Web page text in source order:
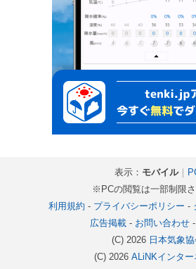
表示： モバイル｜
※PCの閲覧は一部制限
利用規約 - プライバシーポリシー -
広告掲載- お問い合わせ-
(C) 2026 日本気象協
(C) 2026 ALiNKインター